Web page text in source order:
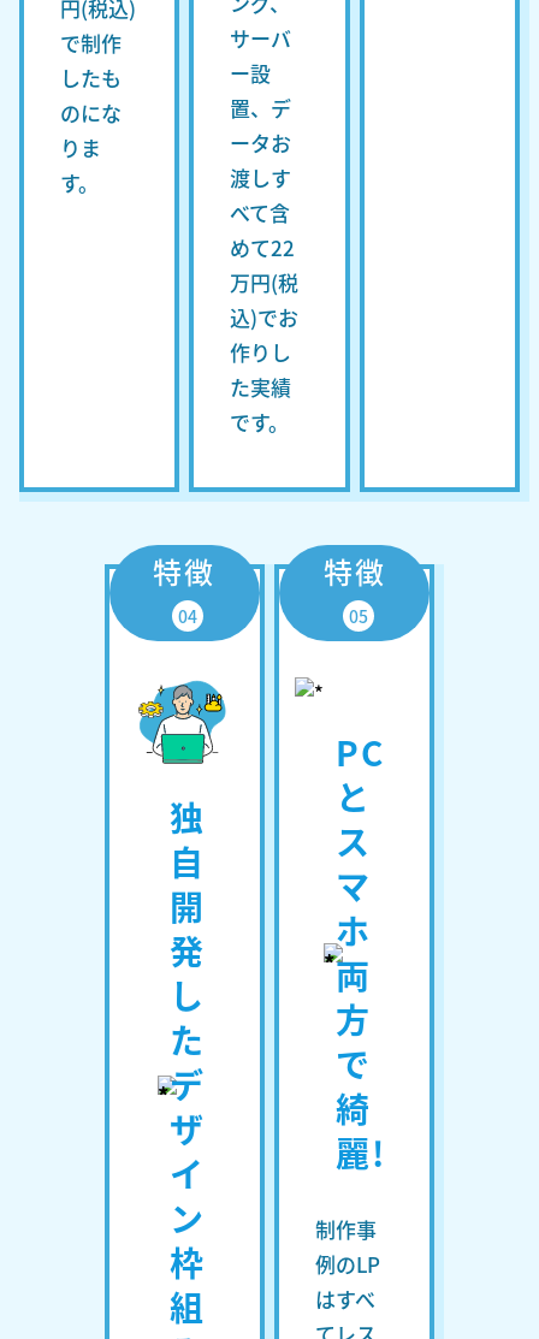
円(税込)
で制作
したも
のにな
りま
す。
サーバ
ー設
置、デ
ータお
渡しす
べて含
めて22
万円(税
込)でお
作りし
た実績
です。
特徴
04
独
自
開
発
し
た
デ
ザ
イ
ン
枠
組
特徴
05
PC
と
ス
マ
ホ
両
方
で
綺
麗!
制作事
例のLP
はすべ